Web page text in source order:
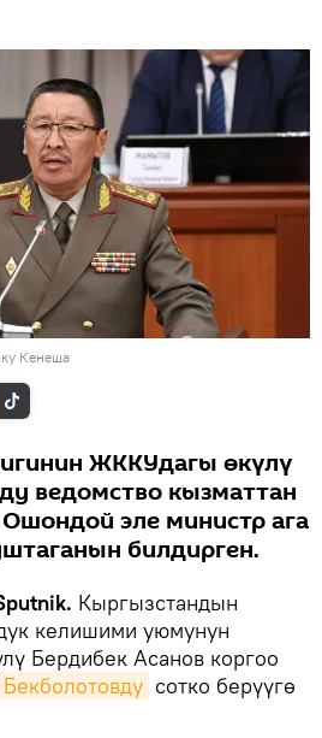
Кенеша
ЖККУдагы өкүлү
ведомство кызматтан
эле министр ага
билдирген.
Кыргызстандын
келишими уюмунун
Бердибек Асанов коргоо
сотко берүүгө